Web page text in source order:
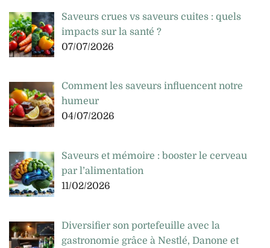
Saveurs crues vs saveurs cuites : quels
impacts sur la santé ?
07/07/2026
Comment les saveurs influencent notre
humeur
04/07/2026
Saveurs et mémoire : booster le cerveau
par l’alimentation
11/02/2026
Diversifier son portefeuille avec la
gastronomie grâce à Nestlé, Danone et